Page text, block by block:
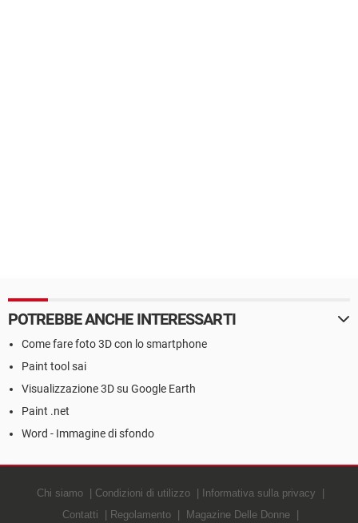
POTREBBE ANCHE INTERESSARTI
Come fare foto 3D con lo smartphone
Paint tool sai
Visualizzazione 3D su Google Earth
Paint .net
Word - Immagine di sfondo
Chi siamo Condizioni di utilizzo
Informativa sulla privacy
Contatti
Regolamento Magazine Delle Donne